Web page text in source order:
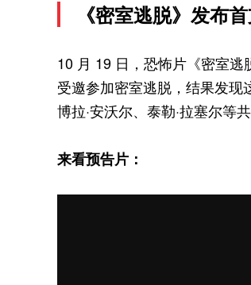
《密室逃脱》发布
10 月 19 日，恐怖片《密室
受邀参加密室逃脱，结果发现
博拉·安沃尔、泰勒·拉塞尔等
来看预告片：